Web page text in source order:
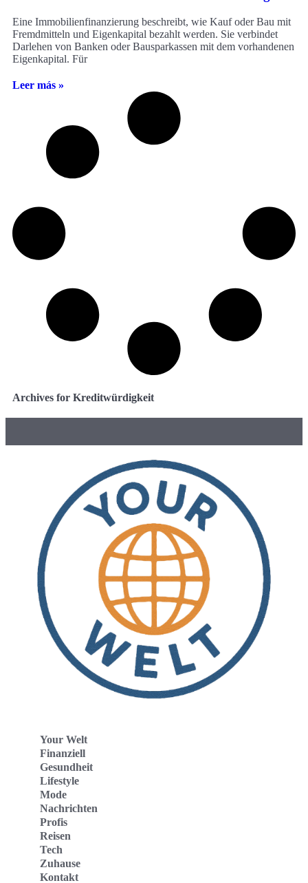
Eine Immobilienfinanzierung beschreibt, wie Kauf oder Bau mit
Fremdmitteln und Eigenkapital bezahlt werden. Sie verbindet
Darlehen von Banken oder Bausparkassen mit dem vorhandenen
Eigenkapital. Für
Leer más »
Archives for Kreditwürdigkeit
Your Welt
Finanziell
Gesundheit
Lifestyle
Mode
Nachrichten
Profis
Reisen
Tech
Zuhause
Kontakt